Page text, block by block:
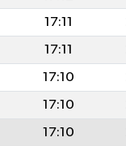
17:11
17:11
17:10
17:10
17:10